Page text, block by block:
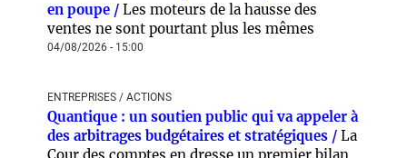
en poupe / Les moteurs de la hausse des
ventes ne sont pourtant plus les mêmes
04/08/2026 - 15:00
ENTREPRISES / ACTIONS
Quantique : un soutien public qui va appeler à
des arbitrages budgétaires et stratégiques / La